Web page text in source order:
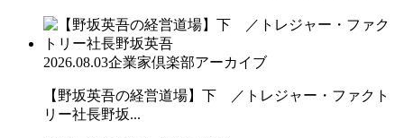
2026.08.03企業家倶楽部アーカイブ
【野坂英吾の経営道場】下 ／トレジャー・ファクト
リー社長野坂...